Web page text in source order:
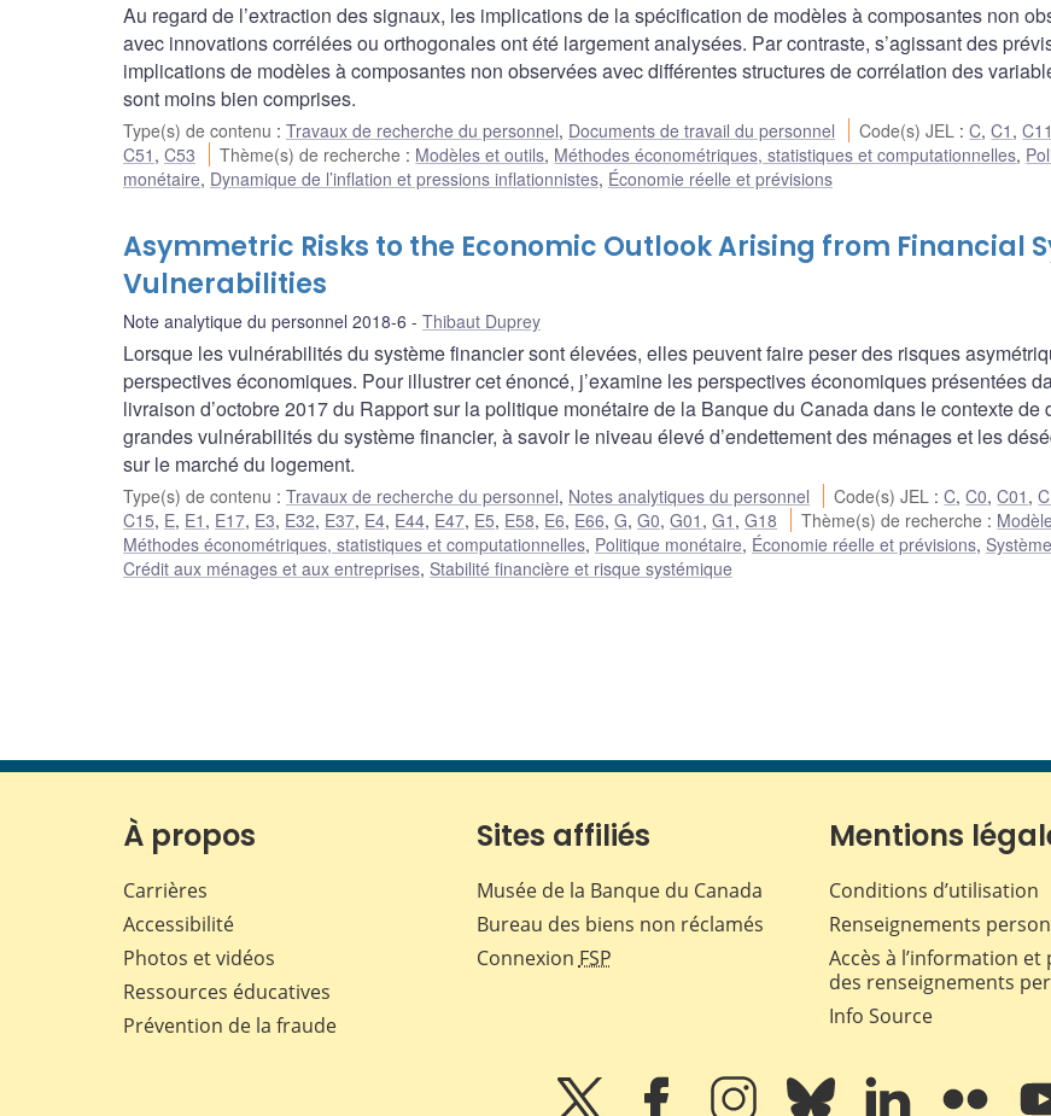
Au regard de l’extraction des signaux, les implications de la spécification de modèles à composantes non
avec innovations corrélées ou orthogonales ont été largement analysées. Par contraste, s’agissant des
implications de modèles à composantes non observées avec différentes structures de corrélation des
sont moins bien comprises.
Type(s) de contenu : Travaux de recherche du personnel, Documents de travail du personnel Code(s) JEL :C,C1 ,C11
C51 , C53 Thème(s) de recherche : Modèles et outils, Méthodes économétriques, statistiques et computationnelles,
monétaire, Dynamique de l’inflation et pressions inflationnistes, Économie réelle et prévisions
Asymmetric Risks to the Economic Outlook Arising from Financial
Vulnerabilities
Note analytique du personnel 2018-6 Thibaut Duprey
Lorsque les vulnérabilités du système financier sont élevées, elles peuvent faire peser des risques
perspectives économiques. Pour illustrer cet énoncé, j’examine les perspectives économiques présentées
livraison d’octobre 2017 du Rapport sur la politique monétaire de la Banque du Canada dans le contexte de
grandes vulnérabilités du système financier, à savoir le niveau élevé d’endettement des ménages et les
sur le marché du logement.
Type(s) de contenu : Travaux de recherche du personnel, Notes analytiques du personnel Code(s) JEL :C,C0,C01 ,
C15, E, E1 , E17, E3, E32, E37, E4, E44, E47, E5, E58, E6, E66, G, G0, G01 , G1 , G18 Thème(s) de recherche :
Méthodes économétriques, statistiques et computationnelles, Politique monétaire, Économie réelle et prévisions,
Crédit aux ménages et aux entreprises, Stabilité financière et risque systémique
À propos
Carrières
Accessibilité
Photos et vidéos
Ressources éducatives
Prévention de la fraude
Sites affiliés
Musée de la Banque du Canada
Bureau des biens non réclamés
Connexion FSP
Mentions
Conditions d’utilisation
Renseignements
Accès à l’information
des renseignements
Info Source